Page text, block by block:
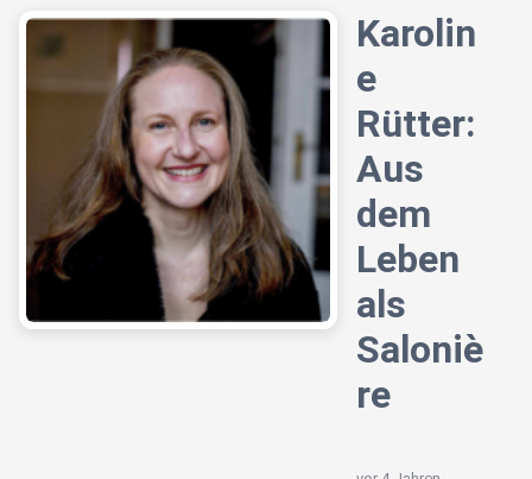
Karolin
e
Rütter:
Aus
dem
Leben
als
Saloniè
re